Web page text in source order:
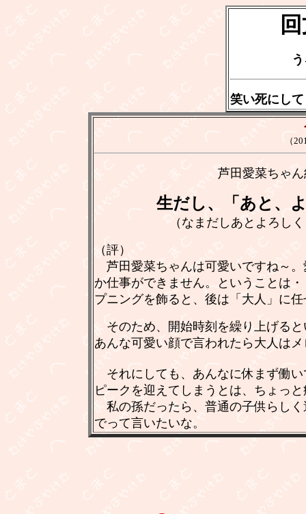
笑い死にし
（
芦田愛菜ちゃ
生だし、「あと、
（なまだしあとよろし
（評）
芦田愛菜ちゃんは可愛いですね～
か仕事ができません。ということは
プニングを飾ると、後は「大人」に
そのため、開始時刻を繰り上げる
あんな可愛い顔で言われたら大人は
それにしても、あんなに休まず働
ピークを迎えてしまうとは、ちょっ
私の孫だったら、普通の子供らし
でって言いたいな。